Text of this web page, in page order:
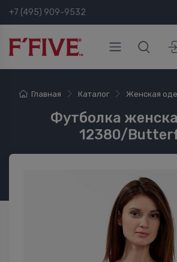
+7 (495) 909-9532
Главная Каталог Женская
Футболка
12380/